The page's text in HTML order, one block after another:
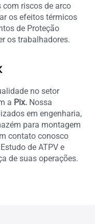
riscos de arco
os efeitos térmicos
de Proteção
os trabalhadores.
no setor
a Pix. Nossa
em engenharia,
para montagem
contato conosco
de ATPV e
de suas operações.